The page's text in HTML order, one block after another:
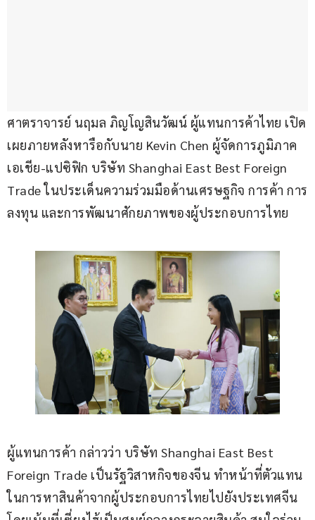
ศาตราจารย์ นฤมล ภิญโญสินวัฒน์ ผู้แทนการค้าไทย เปิด
เผยภายหลังหารือกับนาย Kevin Chen ผู้จัดการภูมิภาค
เอเชีย-แปซิฟิก บริษัท Shanghai East Best Foreign
Trade ในประเด็นความร่วมมือด้านเศรษฐกิจ การค้า การ
ลงทุน และการพัฒนาศักยภาพของผู้ประกอบการไทย
ผู้แทนการค้า กล่าวว่า บริษัท Shanghai East Best
Foreign Trade เป็นรัฐวิสาหกิจของจีน ทำหน้าที่ตัวแทน
ในการหาสินค้าจากผู้ประกอบการไทยไปยังประเทศจีน